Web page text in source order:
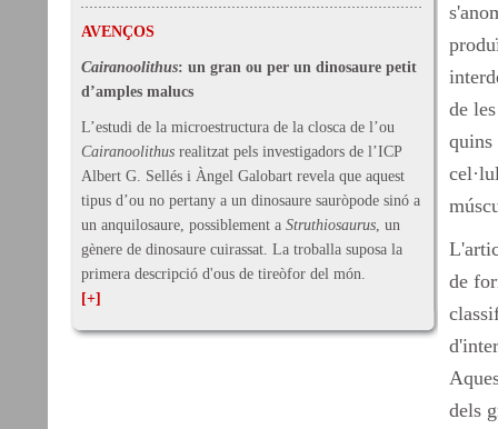
AVENÇOS
Cairanoolithus: un gran ou per un dinosaure petit
d’amples malucs
L’estudi de la microestructura de la closca de l’ou
Cairanoolithus realitzat pels investigadors de l’ICP
Albert G. Sellés i Àngel Galobart revela que aquest
tipus d’ou no pertany a un dinosaure sauròpode sinó a
un anquilosaure, possiblement a Struthiosaurus, un
gènere de dinosaure cuirassat. La troballa suposa la
primera descripció d'ous de tireòfor del món.
[+]
de
quins
de
dels